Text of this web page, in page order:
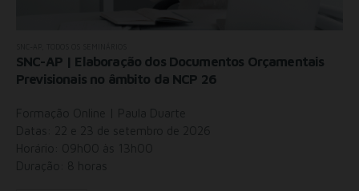
SNC-AP | Elaboração dos Documentos Orçamentais
Previsionais no âmbito da NCP 26